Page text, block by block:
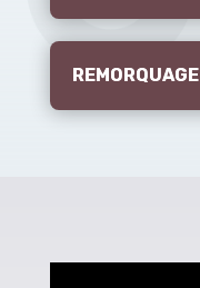
REMORQUAGE